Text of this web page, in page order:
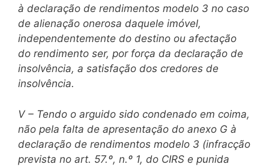
à declaração de rendimentos modelo 3 no caso
de alienação onerosa daquele imóvel,
independentemente do destino ou afectação
do rendimento ser, por força da declaração de
insolvência, a satisfação dos credores de
insolvência.
V – Tendo o arguido sido condenado em coima,
não pela falta de apresentação do anexo G à
declaração de rendimentos modelo 3 (infracção
prevista no art. 57.º, n.º 1, do CIRS e punida